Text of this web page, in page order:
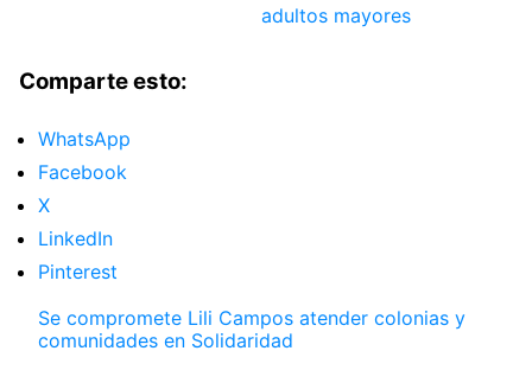
adultos mayores
Comparte esto:
WhatsApp
Facebook
X
LinkedIn
Pinterest
Se compromete Lili Campos atender colonias y
comunidades en Solidaridad